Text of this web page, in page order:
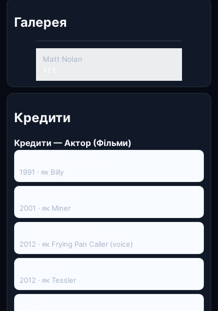
Галерея
Matt Nolan
Кредити
Кредити — Актор (Фільми)
1991 · як Billy
2001 · як Miner
2012 · як Frying Pan Caller (voice)
2012 · як Tessler